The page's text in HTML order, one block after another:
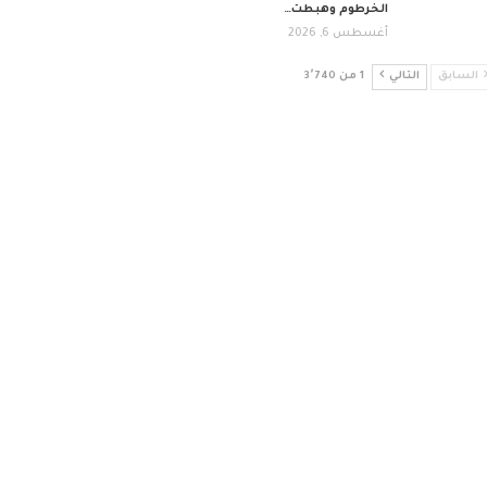
الخرطوم وهبطت…
أغسطس 6, 2026
السابق التالي 1 من 3٬740